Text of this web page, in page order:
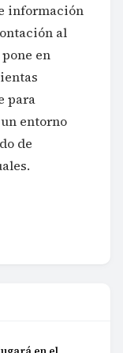
información
al
en
para
entorno
de